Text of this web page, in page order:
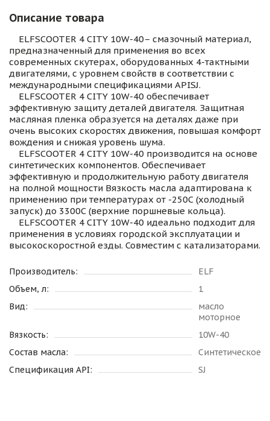
Описание товара
ELFSCOOTER 4 CITY 10W-40– смазочный материал,
предназначенный для применения во всех
современных скутерах, оборудованных 4-тактными
двигателями, с уровнем свойств в соответствии с
международными спецификациями APISJ.
ELFSCOOTER 4 CITY 10W-40 обеспечивает
эффективную защиту деталей двигателя. Защитная
масляная пленка образуется на деталях даже при
очень высоких скоростях движения, повышая комфорт
вождения и снижая уровень шума.
ELFSCOOTER 4 CITY 10W-40 производится на основе
синтетических компонентов. Обеспечивает
эффективную и продолжительную работу двигателя
на полной мощности Вязкость масла адаптирована к
применению при температурах от -250С (холодный
запуск) до 3300С (верхние поршневые кольца).
ELFSCOOTER 4 CITY 10W-40 идеально подходит для
применения в условиях городской эксплуатации и
высокоскоростной езды. Совместим с катализаторами.
Производитель:
ELF
Объем, л:
1
Вид:
масло
моторное
Вязкость:
10W-40
Состав масла:
Синтетическое
Спецификация API:
SJ